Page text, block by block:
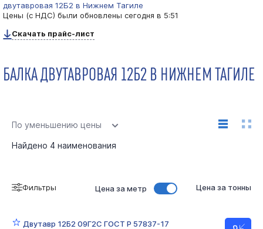
двутавровая 12Б2 в Нижнем Тагиле
Цены (с НДС) были обновлены сегодня в 5:51
Скачать прайс-лист
БАЛКА ДВУТАВРОВАЯ 12Б2 В НИЖНЕМ ТАГИЛЕ
По уменьшению цены
Найдено 4 наименования
Фильтры Цена за метр Цена за тонны
Двутавр 12Б2 09Г2С ГОСТ Р 57837-17